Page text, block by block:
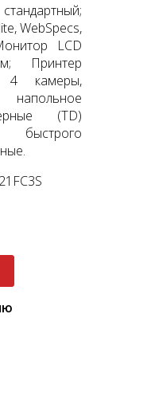
WebSpecs,
LCD
Принтер
4 камеры,
(TD)
быстрого